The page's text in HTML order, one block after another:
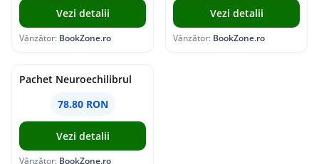
Vezi detalii
Vânzător: BookZone.ro
Vezi detalii
Vânzător: BookZone.ro
Pachet Neuroechilibrul
78.80 RON
Vezi detalii
Vânzător: BookZone.ro